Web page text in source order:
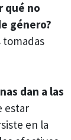
qué no
género?
tomadas
dan a las
estar
en la